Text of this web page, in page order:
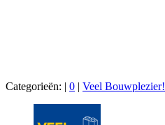
Categorieën: | 0 | Veel Bouwplezier!